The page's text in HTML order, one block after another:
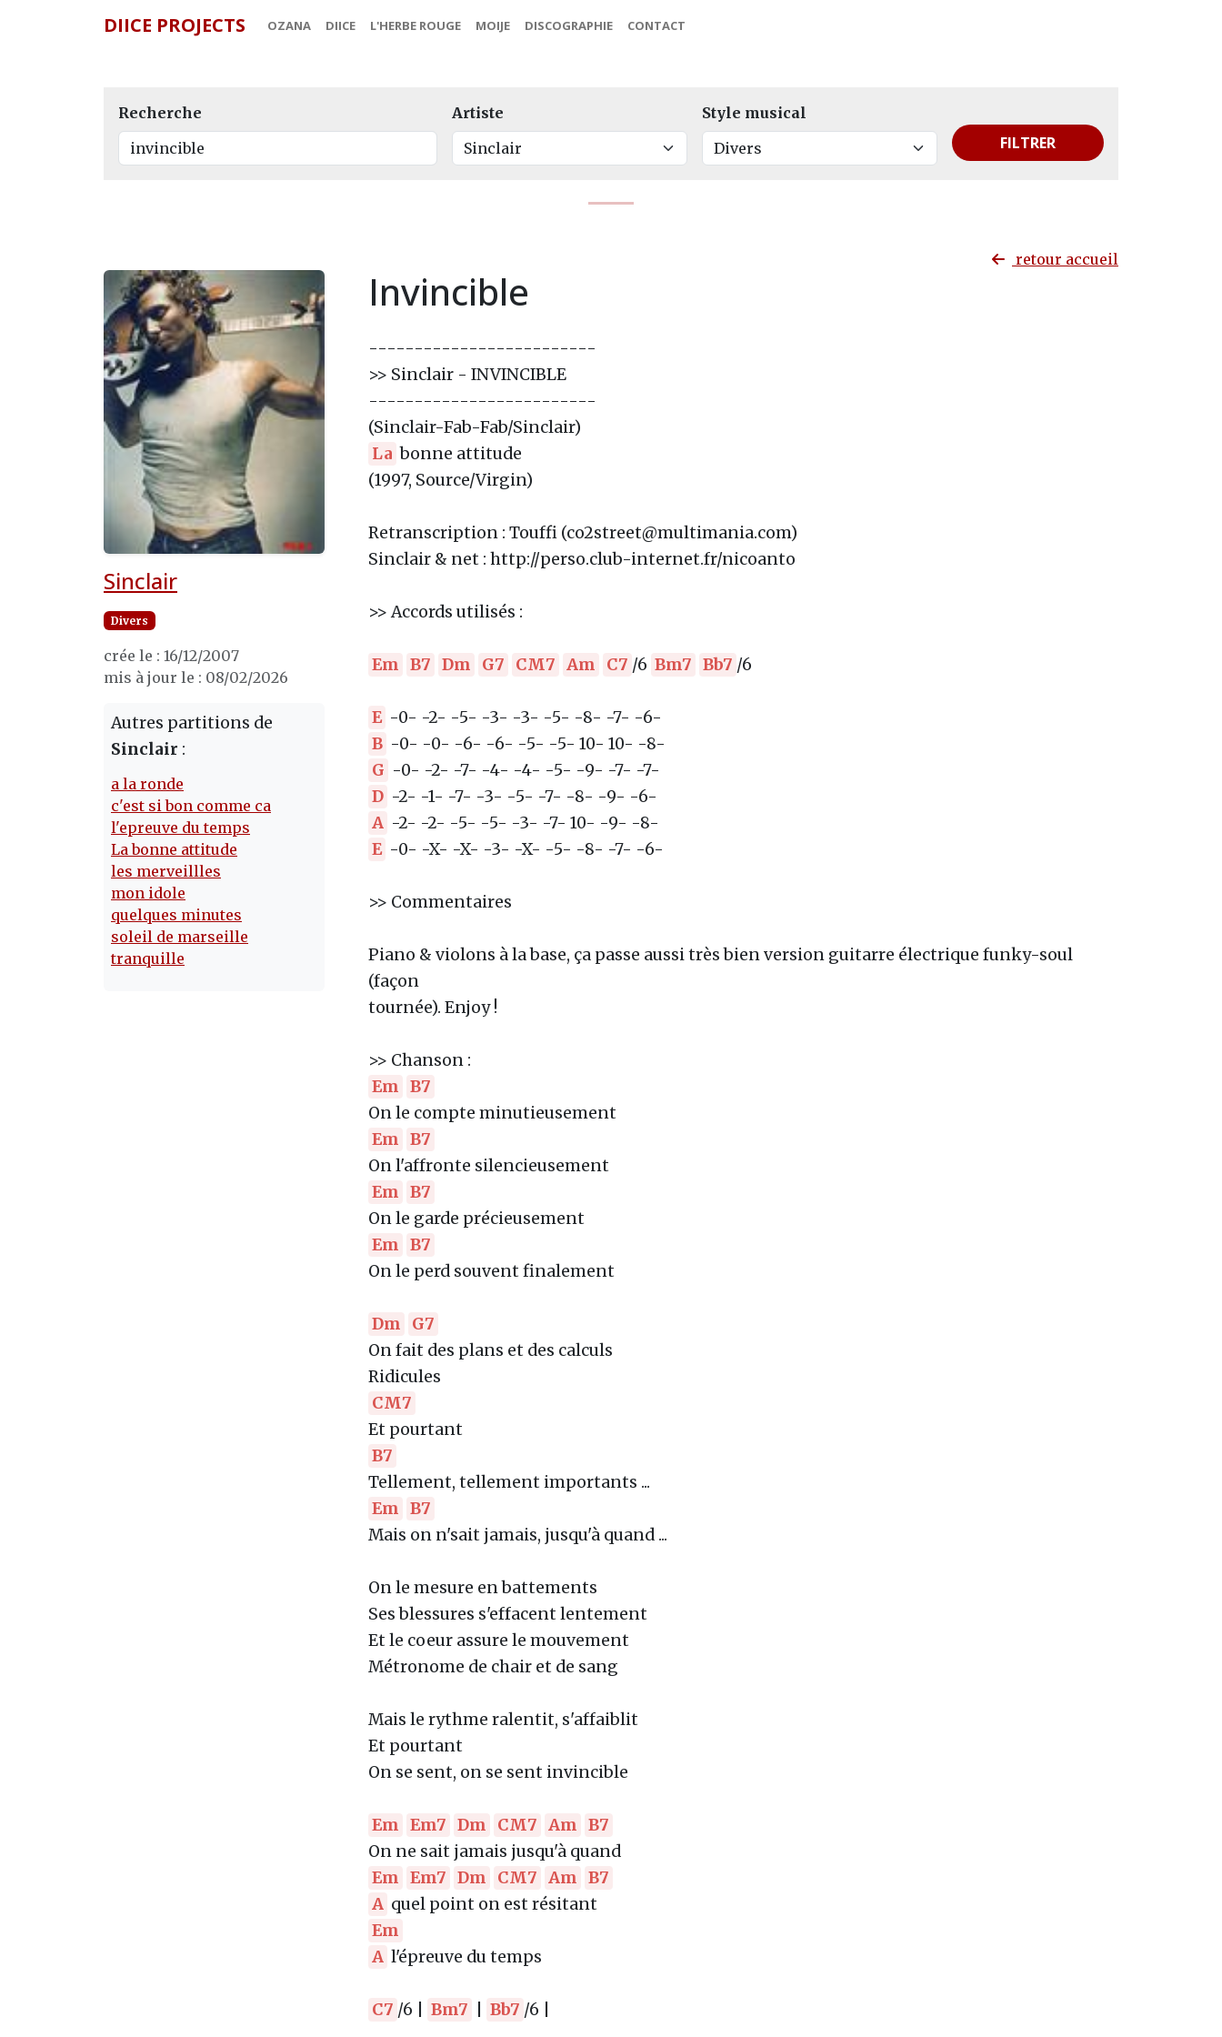
DIICE PROJECTS OZANA DIICE L'HERBE ROUGE MOIJE DISCOGRAPHIE CONTACT
Recherche Artiste Style musical
FILTRER
retour accueil
Sinclair
Divers
crée le : 16/12/2007
mis à jour le : 08/02/2026
Autres partitions de
Sinclair :
a la ronde
c'est si bon comme ca
l'epreuve du temps
La bonne attitude
les merveillles
mon idole
quelques minutes
soleil de marseille
tranquille
Invincible
-------------------------
>> Sinclair - INVINCIBLE
-------------------------
(Sinclair-Fab-Fab/Sinclair)
La bonne attitude
(1997, Source/Virgin)
Retranscription : Touffi (co2street@multimania.com)
Sinclair & net : http://perso.club-internet.fr/nicoanto
>> Accords utilisés :
Em B7 Dm G7 CM7 Am C7 /6 Bm7 Bb7 /6
E -0- -2- -5- -3- -3- -5- -8- -7- -6-
B -0- -0- -6- -6- -5- -5- 10- 10- -8-
G -0- -2- -7- -4- -4- -5- -9- -7- -7-
D -2- -1- -7- -3- -5- -7- -8- -9- -6-
A -2- -2- -5- -5- -3- -7- 10- -9- -8-
E -0- -X- -X- -3- -X- -5- -8- -7- -6-
>> Commentaires
Piano & violons à la base, ça passe aussi très bien version guitarre électrique funky-soul
(façon
tournée). Enjoy !
>> Chanson :
Em B7
On le compte minutieusement
Em B7
On l'affronte silencieusement
Em B7
On le garde précieusement
Em B7
On le perd souvent finalement
Dm
G7
On fait des plans et des calculs
Ridicules
CM7
Et pourtant
B7
Tellement, tellement importants ...
Em B7
Mais on n'sait jamais, jusqu'à quand ...
On le mesure en battements
Ses blessures s'effacent lentement
Et le coeur assure le mouvement
Métronome de chair et de sang
Mais le rythme ralentit, s'affaiblit
Et pourtant
On se sent, on se sent invincible
Em Em7 Dm CM7 Am B7
On ne sait jamais jusqu'à quand
Em Em7 Dm CM7 Am B7
A quel point on est résitant
Em
A l'épreuve du temps
C7 /6 | Bm7 Bb7 /6 |